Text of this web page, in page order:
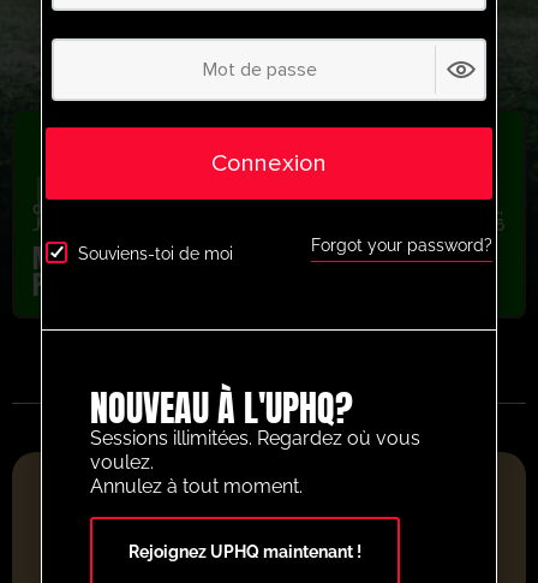
dernière séance Jeunesse/Professionnel,
Jeux à petits côtés
U13-U16
Matt Bevans Build v Press Principle
Possession
PLATEFORME DE RESSOURCES FOOTBALLISTIQUES DE
L'ANNÉE 2025
Connexion
Souviens-toi de moi Forgot your password?
NOUVEAU À L'UPHQ?
Sessions illimitées. Regardez où vous
voulez.
Annulez à tout moment.
Rejoignez UPHQ maintenant !